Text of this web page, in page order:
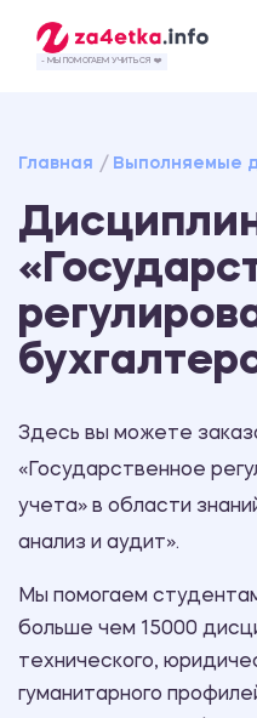
- МЫ ПОМОГАЕМ УЧИТЬСЯ ❤️
Главная Выполняемые
Здесь вы можете
«Государственное
учета» в области
анализ и аудит».
Мы помогаем
больше чем 15000
технического,
гуманитарного